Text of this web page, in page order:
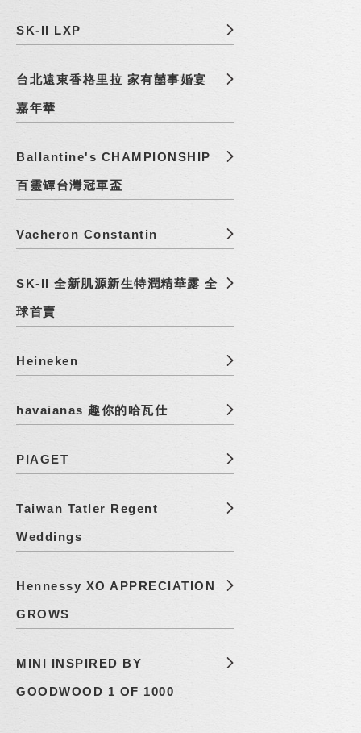
SK-II LXP
台北遠東香格里拉 家有囍事婚宴
嘉年華
Ballantine's CHAMPIONSHIP
百靈罈台灣冠軍盃
Vacheron Constantin
SK-II 全新肌源新生特潤精華露 全
球首賣
Heineken
havaianas 趣你的哈瓦仕
PIAGET
Taiwan Tatler Regent
Weddings
Hennessy XO APPRECIATION
GROWS
MINI INSPIRED BY
GOODWOOD 1 OF 1000